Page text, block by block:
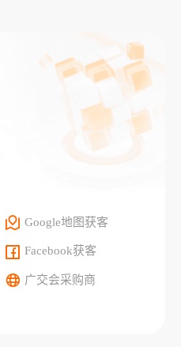
Google地图获客
Facebook获客
广交会采购商